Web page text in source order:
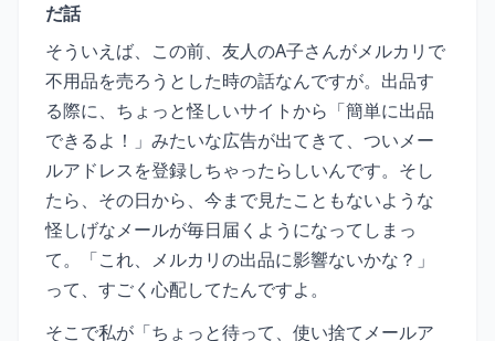
だ話
そういえば、この前、友人のA子さんがメルカリで
不用品を売ろうとした時の話なんですが。出品す
る際に、ちょっと怪しいサイトから「簡単に出品
できるよ！」みたいな広告が出てきて、ついメー
ルアドレスを登録しちゃったらしいんです。そし
たら、その日から、今まで見たこともないような
怪しげなメールが毎日届くようになってしまっ
て。「これ、メルカリの出品に影響ないかな？」
って、すごく心配してたんですよ。
そこで私が「ちょっと待って、使い捨てメールア